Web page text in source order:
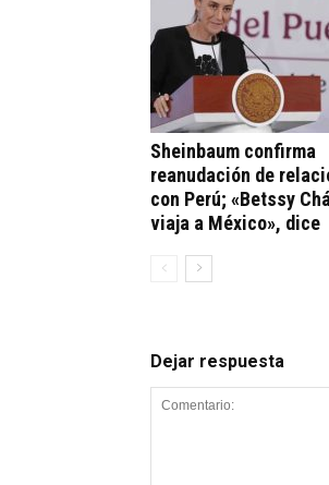
Sheinbaum confirma
reanudación de
con Perú; «Betssy
viaja a México», dice
Dejar respuesta